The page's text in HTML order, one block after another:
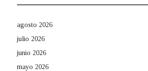
agosto 2026
julio 2026
junio 2026
mayo 2026